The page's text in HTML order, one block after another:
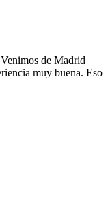
de Madrid
muy buena. Eso